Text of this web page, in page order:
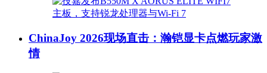
ChinaJoy 2026现场直击：瀚铠显卡点燃玩家激
情